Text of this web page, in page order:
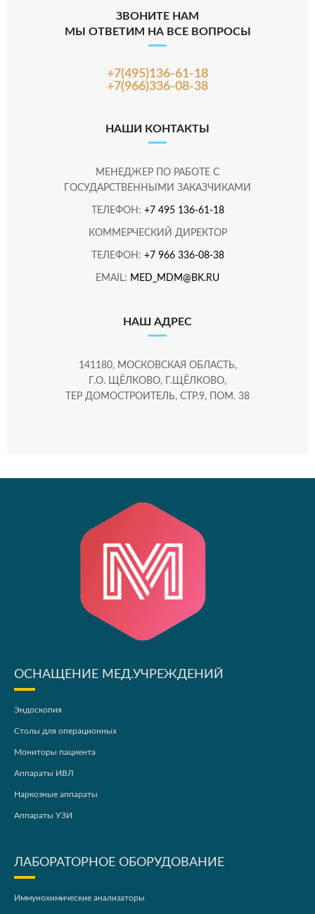
ЗВОНИТЕ НАМ
МЫ ОТВЕТИМ НА ВСЕ ВОПРОСЫ
+7(495)136-61-18
+7(966)336-08-38
НАШИ КОНТАКТЫ
МЕНЕДЖЕР ПО РАБОТЕ С
ГОСУДАРСТВЕННЫМИ ЗАКАЗЧИКАМИ
ТЕЛЕФОН: +7 495 136-61-18
КОММЕРЧЕСКИЙ ДИРЕКТОР
ТЕЛЕФОН: +7 966 336-08-38
EMAIL: MED_MDM@BK.RU
НАШ АДРЕС
141180, МОСКОВСКАЯ ОБЛАСТЬ,
Г.О. ЩЁЛКОВО, Г.ЩЁЛКОВО,
ТЕР ДОМОСТРОИТЕЛЬ, СТР.9, ПОМ. 38
ОСНАЩЕНИЕ МЕД.УЧРЕЖДЕНИЙ
Эндоскопия
Столы для операционных
Мониторы пациента
Аппараты ИВЛ
Наркозные аппараты
Аппараты УЗИ
ЛАБОРАТОРНОЕ ОБОРУДОВАНИЕ
Иммунохимические анализаторы